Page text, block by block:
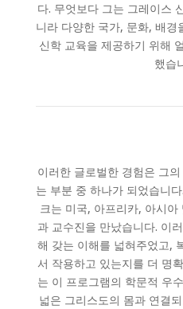
다. 무엇보다 그는 그레이스
니라 다양한 국가, 문화, 배
신학 교육을 제공하기 위해
했습
이러한 글로벌한 경험은 그
는 부분 중 하나가 되었습니
크는 미국, 아프리카, 아시
과 교수진을 만났습니다. 이
해 갖는 이해를 넓혀주었고,
서 작용하고 있는지를 더 명
는 이 프로그램의 학문적 우
넓은 그리스도의 몸과 연결